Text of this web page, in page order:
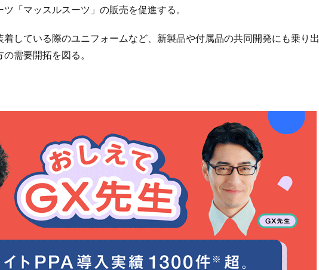
「マッスルスーツ」の販売を促進する。
している際のユニフォームなど、新製品や付属品の共同開発にも乗り出
需要開拓を図る。